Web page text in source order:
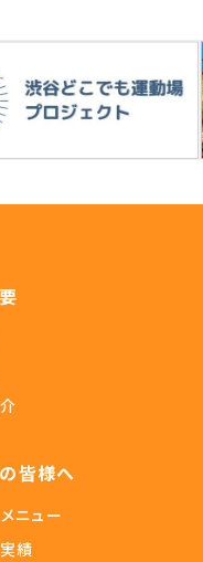
皆様へ
ニュー
績